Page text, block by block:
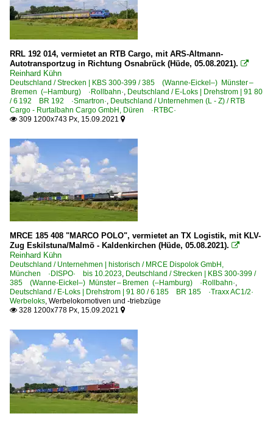
RRL 192 014, vermietet an RTB Cargo, mit ARS-Altmann-
Autotransportzug in Richtung Osnabrück (Hüde, 05.08.2021). 
Reinhard Kühn
Deutschland / Strecken | KBS 300-399 / 385 (Wanne-Eickel–) Münster –
Bremen (–Hamburg) ·Rollbahn·, Deutschland / E-Loks | Drehstrom | 91 80
/ 6 192 BR 192 ·Smartron·, Deutschland / Unternehmen (L - Z) / RTB
Cargo - Rurtalbahn Cargo GmbH, Düren ·RTBC·
 309 1200x743 Px, 15.09.2021 
MRCE 185 408 "MARCO POLO", vermietet an TX Logistik, mit KLV-
Zug Eskilstuna/Malmö - Kaldenkirchen (Hüde, 05.08.2021). 
Reinhard Kühn
Deutschland / Unternehmen | historisch / MRCE Dispolok GmbH,
München ·DISPO· bis 10.2023, Deutschland / Strecken | KBS 300-399 /
385 (Wanne-Eickel–) Münster – Bremen (–Hamburg) ·Rollbahn·,
Deutschland / E-Loks | Drehstrom | 91 80 / 6 185 BR 185 ·Traxx AC1/2·
Werbeloks, Werbelokomotiven und -triebzüge
 328 1200x778 Px, 15.09.2021 